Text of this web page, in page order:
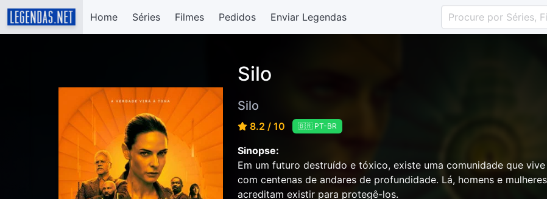
Home Séries Filmes Pedidos Enviar Legendas
Silo
Silo
8.2 / 10 🇧🇷 PT-BR
Sinopse:
Em um futuro destruído e tóxico, existe uma comunidade que
com centenas de andares de profundidade. Lá, homens e
acreditam existir para protegê-los.